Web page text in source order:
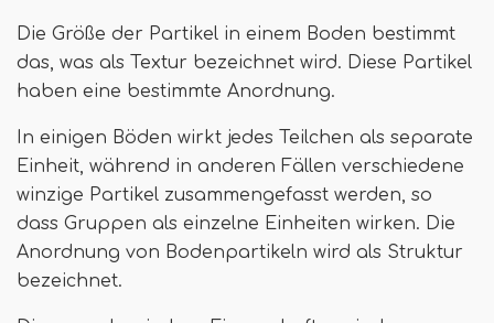
Die Größe der Partikel in einem Boden bestimmt
das, was als Textur bezeichnet wird. Diese Partikel
haben eine bestimmte Anordnung.
In einigen Böden wirkt jedes Teilchen als separate
Einheit, während in anderen Fällen verschiedene
winzige Partikel zusammengefasst werden, so
dass Gruppen als einzelne Einheiten wirken. Die
Anordnung von Bodenpartikeln wird als Struktur
bezeichnet.